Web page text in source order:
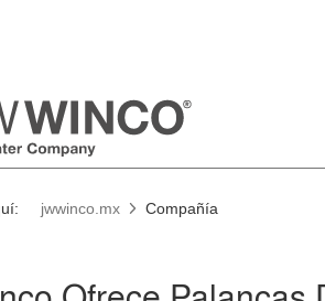
jwwinco.mx Compañía